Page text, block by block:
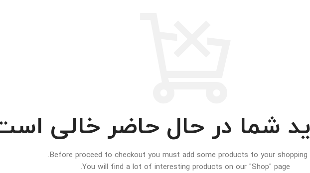
شما در حال حاضر خالی
Before proceed to checkout you must add some products to your shopping
You will find a lot of interesting products on our "Shop" page.